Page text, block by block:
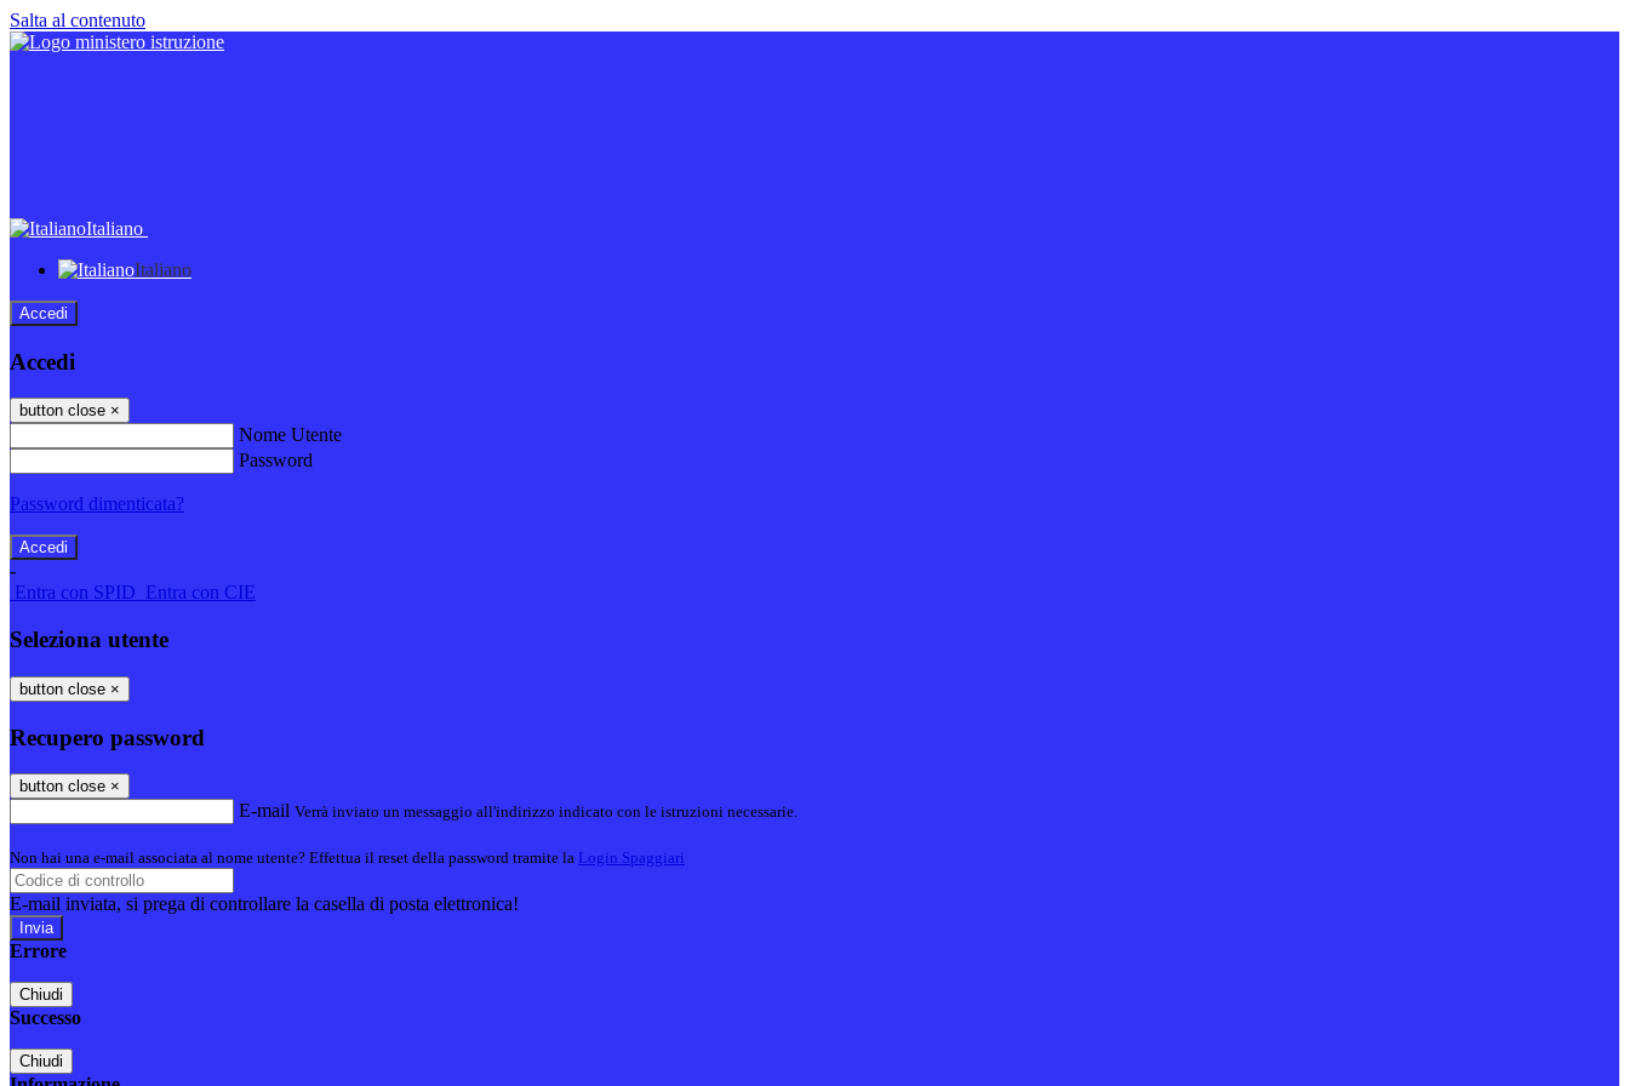
Salta al contenuto
Italiano
Italiano
Accedi
Accedi
button close ×
Nome Utente
Password
Password dimenticata?
-
Entra con SPID Entra con CIE
Seleziona utente
button close ×
Recupero password
button close ×
E-mail Verrà inviato un messaggio all'indirizzo indicato con le istruzioni necessarie.
Non hai una e-mail associata al nome utente? Effettua il reset della password tramite la Login Spaggiari
E-mail inviata, si prega di controllare la casella di posta elettronica!
Errore
Chiudi
Successo
Chiudi